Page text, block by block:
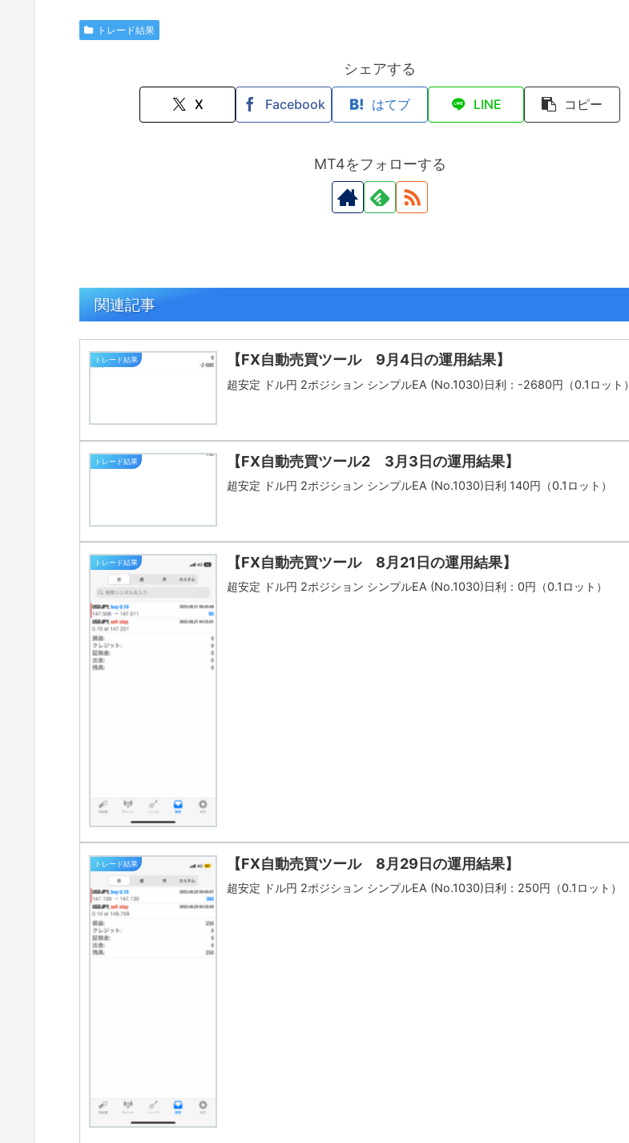
トレード結果
シェアする
X Facebook はてブ LINE コピー
MT4をフォローする
関連記事
トレード結果 【FX自動売買ツール 9月4日の運用結果】
超安定 ドル円 2ポジション シンプルEA (No.1030)日利：-2680円（0.1ロット）
トレード結果 【FX自動売買ツール2 3月3日の運用結果】
超安定 ドル円 2ポジション シンプルEA (No.1030)日利 140円（0.1ロット）
トレード結果 【FX自動売買ツール 8月21日の運用結果】
超安定 ドル円 2ポジション シンプルEA (No.1030)日利：0円（0.1ロット）
トレード結果 【FX自動売買ツール 8月29日の運用結果】
超安定 ドル円 2ポジション シンプルEA (No.1030)日利：250円（0.1ロット）